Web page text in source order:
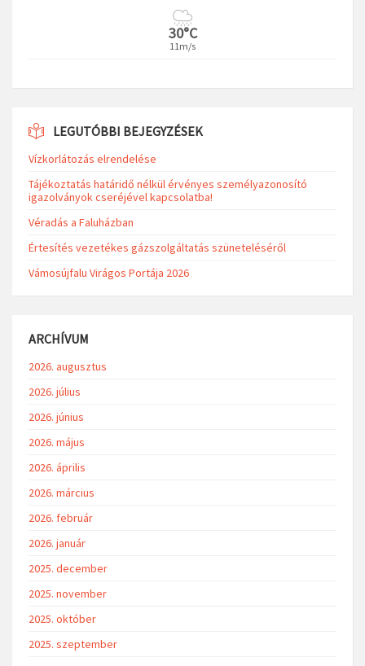
30°C
11m/s
LEGUTÓBBI BEJEGYZÉSEK
Vízkorlátozás elrendelése
Tájékoztatás határidő nélkül érvényes személyazonosító
igazolványok cseréjével kapcsolatba!
Véradás a Faluházban
Értesítés vezetékes gázszolgáltatás szüneteléséről
Vámosújfalu Virágos Portája 2026
ARCHÍVUM
2026. augusztus
2026. július
2026. június
2026. május
2026. április
2026. március
2026. február
2026. január
2025. december
2025. november
2025. október
2025. szeptember